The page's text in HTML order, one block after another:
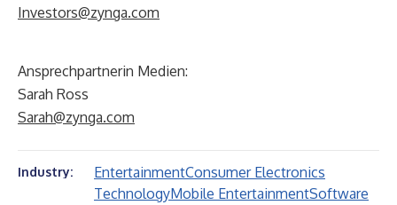
Investors@zynga.com
Ansprechpartnerin Medien:
Sarah Ross
Sarah@zynga.com
Industry: EntertainmentConsumer Electronics
TechnologyMobile EntertainmentSoftware